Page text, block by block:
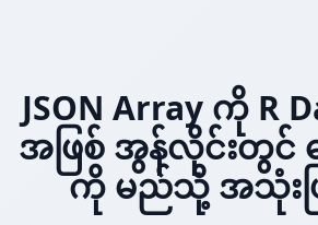
JSON Array ကို R
အဖြစ် အွန်လိုင်းတွင် ပ
ကို မည်သို့ အသုံး